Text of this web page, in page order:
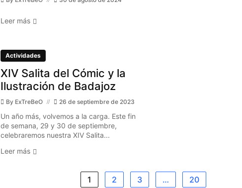
Leer más
Actividades
XIV Salita del Cómic y la
Ilustración de Badajoz
By ExTreBeO 26 de septiembre de 2023
Un año más, volvemos a la carga. Este fin
de semana, 29 y 30 de septiembre,
celebraremos nuestra XIV Salita...
Leer más
1 2 3 … 20